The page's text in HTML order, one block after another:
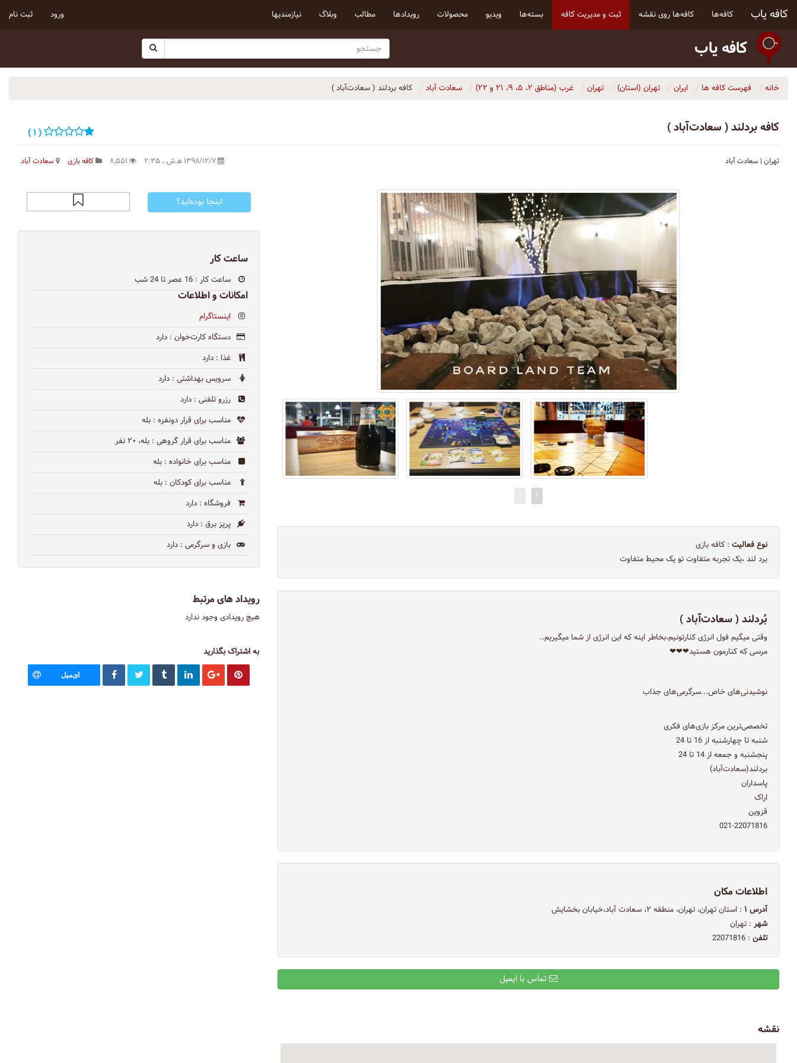
کافه یاب کافه‌ها کافه‌ها روی نقشه ثبت و مدیریت کافه بسته‌ها ویدیو محصولات رویداد‌ها مطالب وبلاگ نیازمندیها ورود ثبت نام
کافه یاب
خانه فهرست کافه ها ایران تهران (استان) تهران غرب (مناطق ۲، ۵، ۹، ۲۱ و ۲۲) سعادت آباد کافه بردلند ( سعادت‌آباد )
کافه بردلند ( سعادت‌آباد ) ( ۱ )
کافه بازی سعادت آباد تهران | سعادت آباد
نوع فعالیت : کافه بازی
برد لند ،یک تجربه متفاوت تو یک محیط متفاوت
بُردلند ( سعادت‌آباد )
وقتی میگیم فول انرژی کنارتونیم،بخاطر اینه که این انرژی از شما میگیریم..
مرسی که کنارمون هستید❤❤❤
نوشیدنی‌های خاص...سرگرمی‌های جذاب
تخصصی‌ترین مرکز بازی‌های فکری
شنبه تا چهارشنبه از 16 تا 24
پنجشنبه و جمعه از 14 تا 24
بردلند(سعادت‌آباد)
پاسداران
اراک
قزوین
021-22071816
اطلاعات مکان
آدرس ۱
: استان تهران، تهران، منطقه ۲، سعادت آباد،خیابان بخشایش
شهر : تهران
تلفن : 22071816
نقشه
اینجا بوده‌اید؟
ساعت کار
ساعت کار : 16 عصر تا 24 شب
امکانات و اطلاعات
اینستاگرام
دستگاه کارت‌خوان : دارد
غذا : دارد
سرویس بهداشتی : دارد
رزرو تلفنی : دارد
مناسب برای قرار دونفره : بله
مناسب برای قرار گروهی : بله، ۲۰ نفر
مناسب برای خانواده : بله
مناسب برای کودکان : بله
فروشگاه : دارد
پریز برق : دارد
بازی و سرگرمی : دارد
رویداد های مرتبط
هیچ رویدادی وجود ندارد
به اشتراک بگذارید
ای‌میل